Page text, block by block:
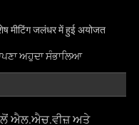
मीटिंग जलंधर में हुई अयोजत
ਅਹੁਦਾ ਸੰਭਾਲਿਆ
ਐਲ.ਐਚ.ਵੀਜ਼ ਅਤੇ